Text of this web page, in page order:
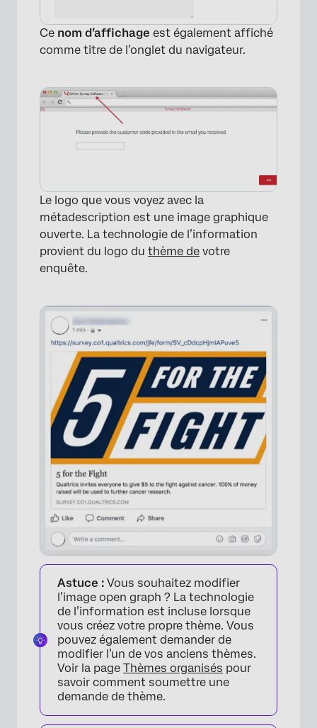
×
Ce nom d’affichage est également affiché
comme titre de l’onglet du navigateur.
×
Le logo que vous voyez avec la
métadescription est une image graphique
ouverte. La technologie de l’information
provient du logo du thème de votre
enquête.
Astuce : Vous souhaitez modifier
l’image open graph ? La technologie
de l’information est incluse lorsque
vous créez votre propre thème. Vous
pouvez également demander de
modifier l’un de vos anciens thèmes.
Voir la page Thèmes organisés pour
savoir comment soumettre une
demande de thème.